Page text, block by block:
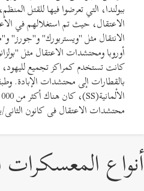
ببولندا، التي تعرضوا فيها للقتل
الاعتقال، حيث تم استغلالهم في
الانتقال مثل "ويستربورك"
أوروبا ومحتشدات الاعتقال مثل
كانت تستخدم كمراكز تجميع
بالقطارات إلى محتشدات الإبادة.
محتشدات الاعتقال في كانون الثاني/يناير
المعسكرات